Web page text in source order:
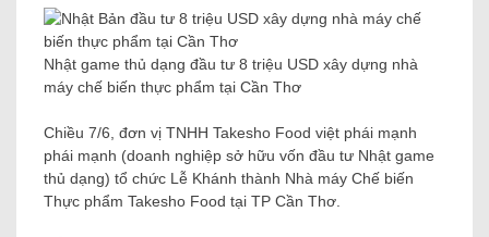
Nhật game thủ dạng đầu tư 8 triệu USD xây dựng nhà
máy chế biến thực phẩm tại Cần Thơ
Chiều 7/6, đơn vị TNHH Takesho Food việt phái mạnh
phái mạnh (doanh nghiệp sở hữu vốn đầu tư Nhật game
thủ dạng) tổ chức Lễ Khánh thành Nhà máy Chế biến
Thực phẩm Takesho Food tại TP Cần Thơ.